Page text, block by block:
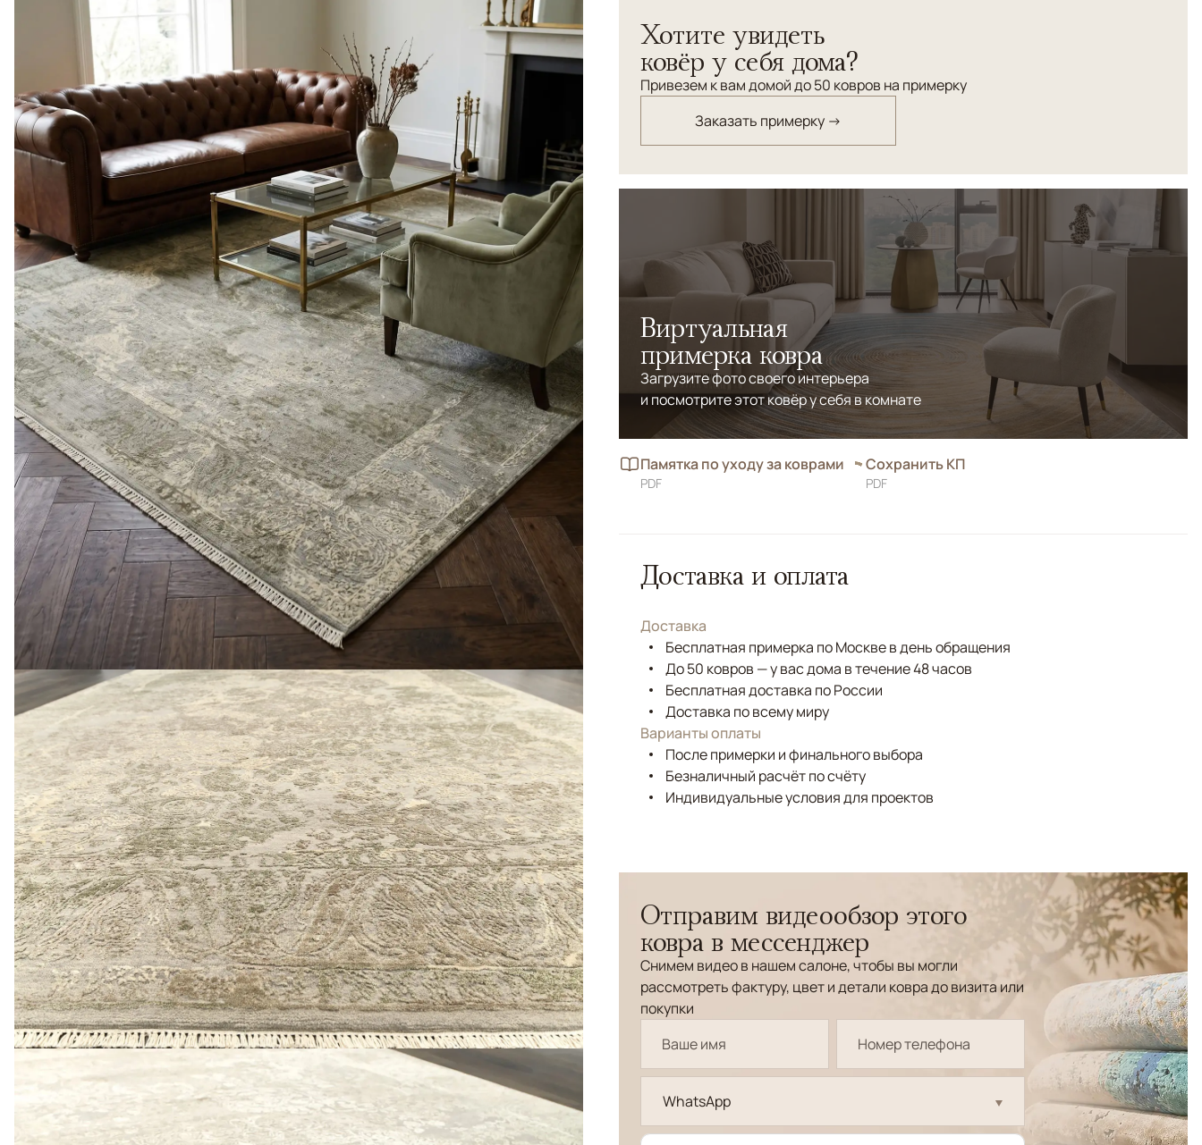
Хотите увидеть
ковёр у себя дома?
Привезем к вам домой до 50 ковров на примерку
Заказать примерку →
Виртуальная
примерка ковра
Загрузите фото своего интерьера
и посмотрите этот ковёр у себя в комнате
Памятка по уходу за коврами
PDF
Сохранить КП
PDF
Доставка и оплата
Доставка
Бесплатная примерка по Москве в день обращения
До 50 ковров — у вас дома в течение 48 часов
Бесплатная доставка по России
Доставка по всему миру
Варианты оплаты
После примерки и финального выбора
Безналичный расчёт по счёту
Индивидуальные условия для проектов
Отправим видеообзор этого
ковра в мессенджер
Снимем видео в нашем салоне, чтобы вы могли
рассмотреть фактуру, цвет и детали ковра до визита или
покупки
WhatsApp